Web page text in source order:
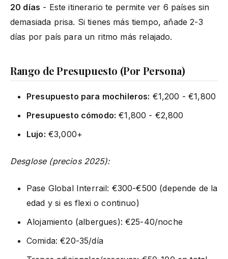
20 días - Este itinerario te permite ver 6 países sin
demasiada prisa. Si tienes más tiempo, añade 2-3
días por país para un ritmo más relajado.
Rango de Presupuesto (Por Persona)
Presupuesto para mochileros: €1,200 - €1,800
Presupuesto cómodo: €1,800 - €2,800
Lujo: €3,000+
Desglose (precios 2025):
Pase Global Interrail: €300-€500 (depende de la
edad y si es flexi o continuo)
Alojamiento (albergues): €25-40/noche
Comida: €20-35/día